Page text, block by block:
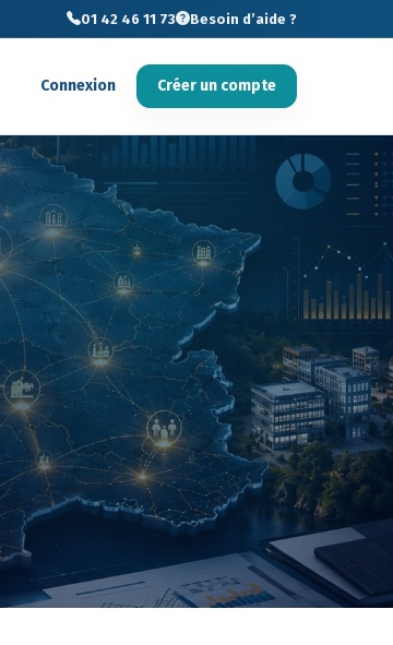
01 42 46 11 73 Besoin d’aide ?
Connexion Créer un compte